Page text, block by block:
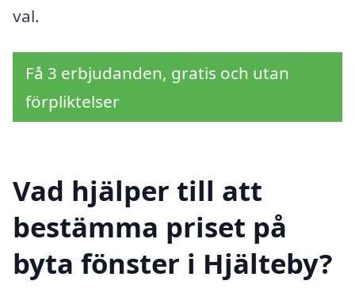
val.
Få 3 erbjudanden, gratis och utan
förpliktelser
Vad hjälper till att
bestämma priset på
byta fönster i Hjälteby?